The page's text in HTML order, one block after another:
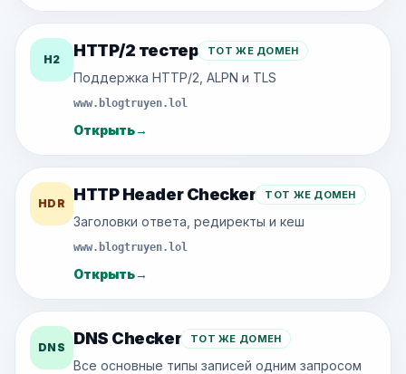
H2 HTTP/2 тестер ТОТ ЖЕ ДОМЕН
Поддержка HTTP/2, ALPN и TLS
www.blogtruyen.lol
Открыть→
HDR HTTP Header Checker ТОТ ЖЕ ДОМЕН
Заголовки ответа, редиректы и кеш
www.blogtruyen.lol
Открыть→
DNS DNS Checker ТОТ ЖЕ ДОМЕН
Все основные типы записей одним запросом